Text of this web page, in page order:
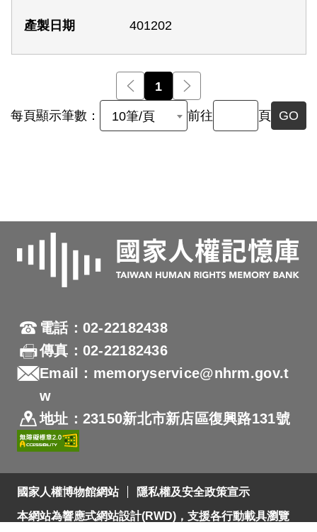
401202
前一頁
1
每頁顯示筆數： 10筆/頁 前往 頁 GO
電話：02-22182438
傳真：02-22182436
Email：memoryservice@nhrm.gov.t
w
地址：23150新北市新店區復興路131號
國家人權博物館網站
隱私權及安全政策宣示
本網站為響應式網站設計(RWD)，支援各行動載具瀏覽